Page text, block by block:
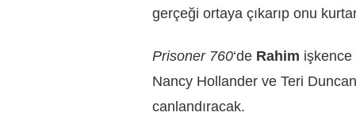
gerçeği ortaya çıkarıp onu
Prisoner 760‘de Rahim işkence
Nancy Hollander ve Teri
canlandıracak.